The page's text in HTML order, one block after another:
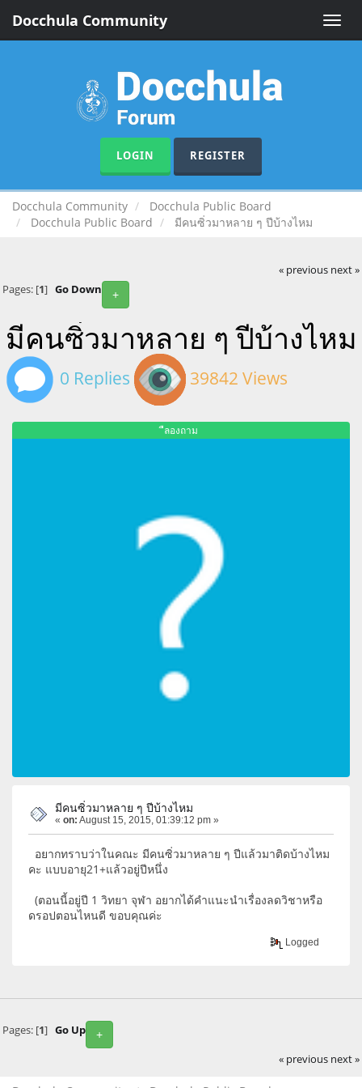
Toggle
Docchula Community
LOGIN REGISTER
Docchula Community
Docchula Public Board
Docchula Public Board
มีคนซิ่วมาหลาย ๆ ปีบ้างไหม
« previous next »
+
Pages: [1] Go Down
มีคนซิ่วมาหลาย ๆ ปีบ้างไหม
0 Replies 39842 Views
ืลองถาม
มีคนซิ่วมาหลาย ๆ ปีบ้างไหม
« on: August 15, 2015, 01:39:12 pm »
อยากทราบว่าในคณะ มีคนซิ่วมาหลาย ๆ ปีแล้วมาติดบ้างไหม
คะ แบบอายุ21+แล้วอยู่ปีหนึ่ง
(ตอนนี้อยู่ปี 1 วิทยา จุฬา อยากได้คำแนะนำเรื่องลดวิชาหรือ
ดรอปตอนไหนดี ขอบคุณค่ะ
Logged
+
Pages: [1] Go Up
« previous next »